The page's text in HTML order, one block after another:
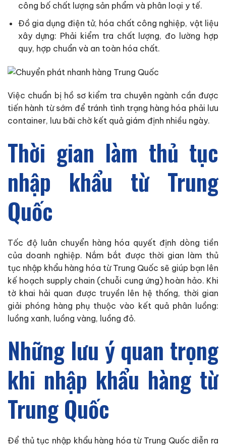
công bố chất lượng sản phẩm và phân loại y tế.
Đồ gia dụng điện tử, hóa chất công nghiệp, vật liệu
xây dựng: Phải kiểm tra chất lượng, đo lường hợp
quy, hợp chuẩn và an toàn hóa chất.
Việc chuẩn bị hồ sơ kiểm tra chuyên ngành cần được
tiến hành từ sớm để tránh tình trạng hàng hóa phải lưu
container, lưu bãi chờ kết quả giám định nhiều ngày.
Thời gian làm thủ tục
nhập khẩu từ Trung
Quốc
Tốc độ luân chuyển hàng hóa quyết định dòng tiền
của doanh nghiệp. Nắm bắt được thời gian làm thủ
tục nhập khẩu hàng hóa từ Trung Quốc sẽ giúp bạn lên
kế hoạch supply chain (chuỗi cung ứng) hoàn hảo. Khi
tờ khai hải quan được truyền lên hệ thống, thời gian
giải phóng hàng phụ thuộc vào kết quả phân luồng:
luồng xanh, luồng vàng, luồng đỏ.
Những lưu ý quan trọng
khi nhập khẩu hàng từ
Trung Quốc
Để thủ tục nhập khẩu hàng hóa từ Trung Quốc diễn ra